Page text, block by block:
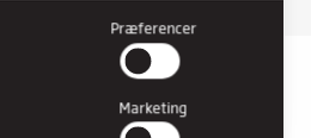
med at gøre en hjemmeside
funktioner såsom
til sikre områder af hjemmesiden.
Præferencer
Marketing